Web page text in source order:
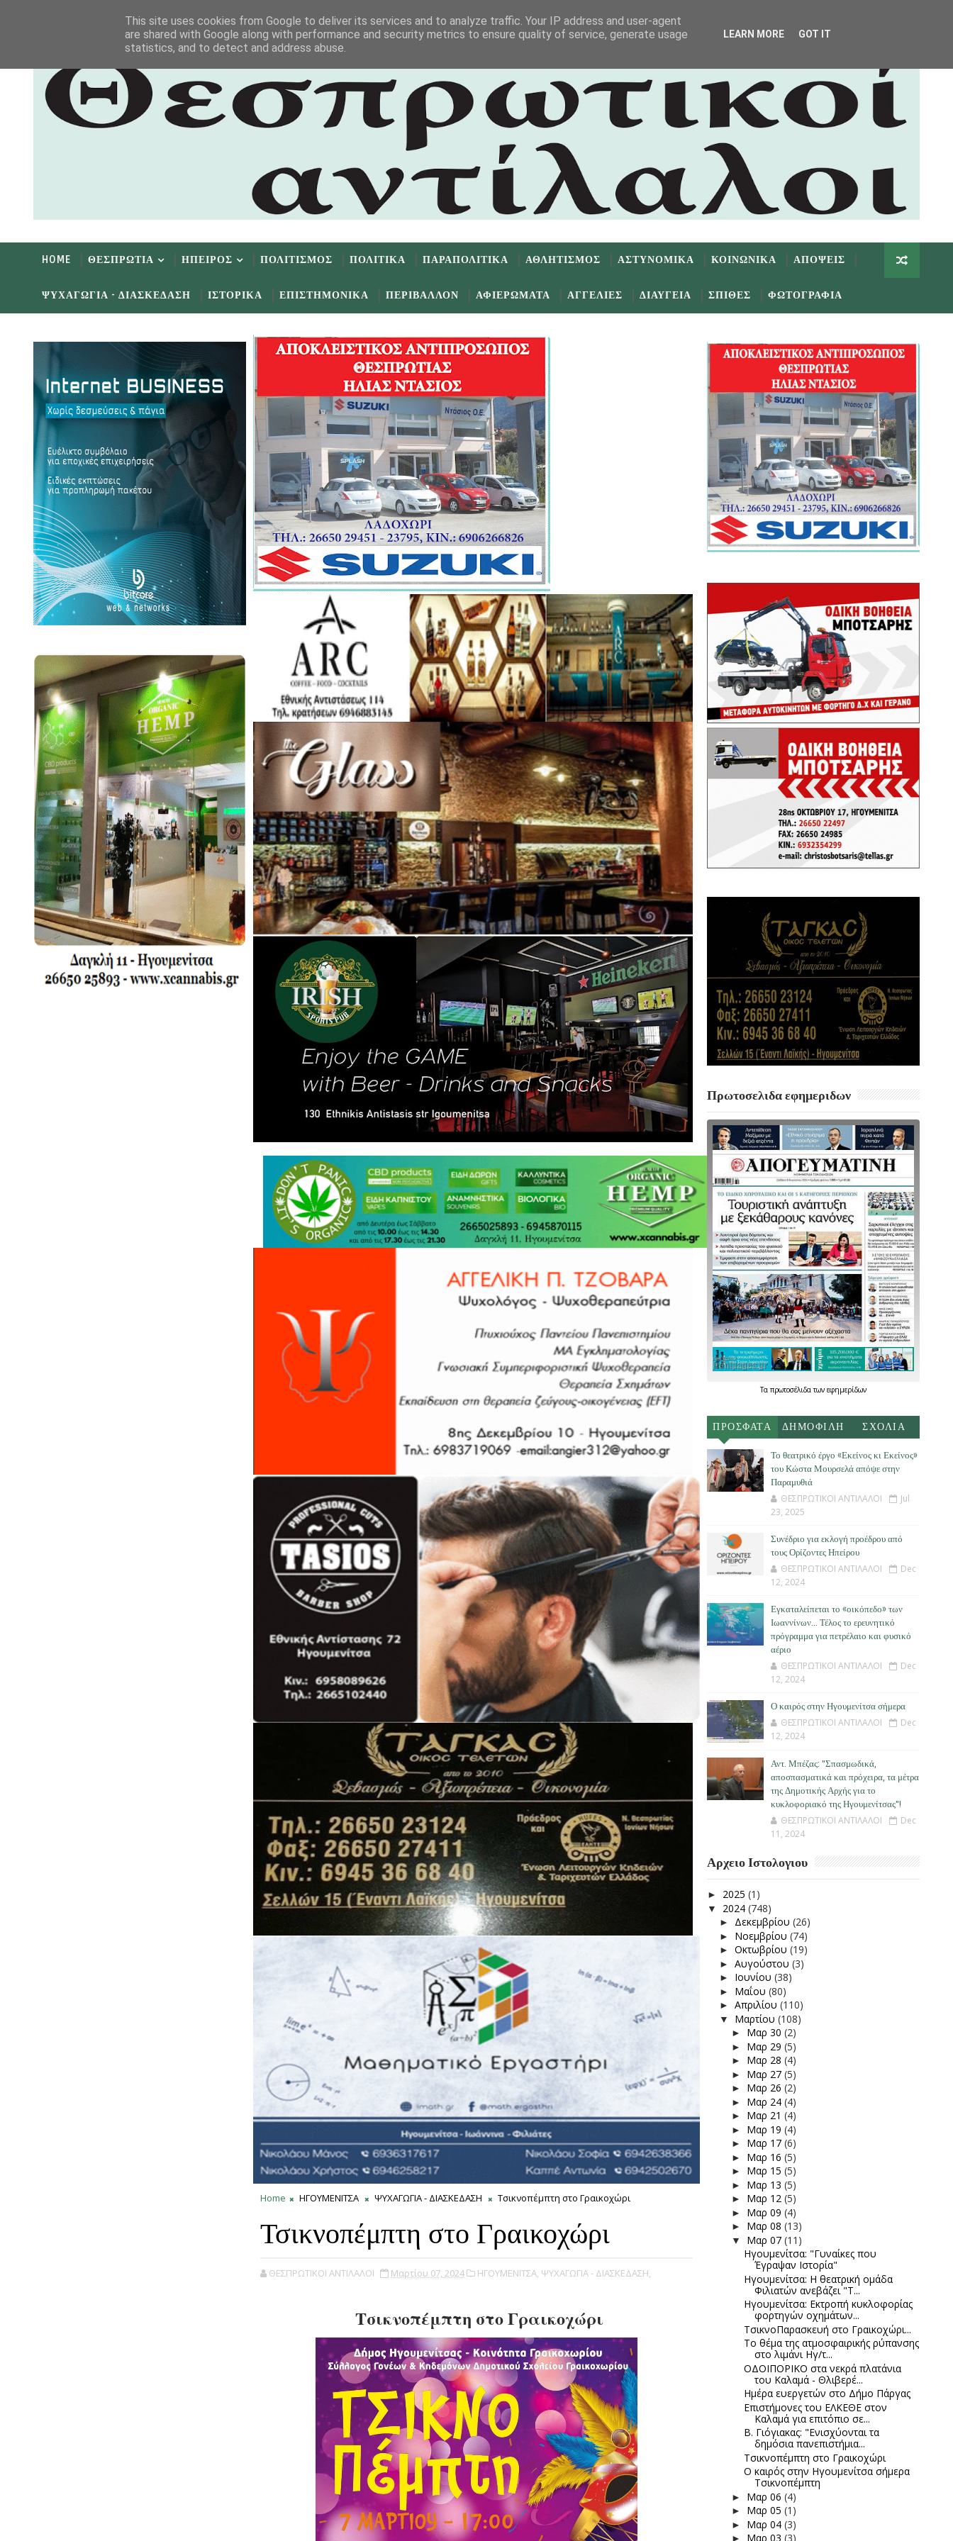
HOME ΘΕΣΠΡΩΤΙΑ ΗΠΕΙΡΟΣ ΠΟΛΙΤΙΣΜΟΣ ΠΟΛΙΤΙΚΑ ΠΑΡΑΠΟΛΙΤΙΚΑ ΑΘΛΗΤΙΣΜΟΣ ΑΣΤΥΝΟΜΙΚΑ ΚΟΙΝΩΝΙΚΑ ΑΠΟΨΕΙΣ
ΨΥΧΑΓΩΓΙΑ - ΔΙΑΣΚΕΔΑΣΗ ΙΣΤΟΡΙΚΑ ΕΠΙΣΤΗΜΟΝΙΚΑ ΠΕΡΙΒΑΛΛΟΝ ΑΦΙΕΡΩΜΑΤΑ ΑΓΓΕΛΙΕΣ ΔΙΑΥΓΕΙΑ ΣΠΙΘΕΣ ΦΩΤΟΓΡΑΦΙΑ
Home ΗΓΟΥΜΕΝΙΤΣΑ ΨΥΧΑΓΩΓΙΑ - ΔΙΑΣΚΕΔΑΣΗ Τσικνοπέμπτη στο Γραικοχώρι
Τσικνοπέμπτη στο Γραικοχώρι
ΘΕΣΠΡΩΤΙΚΟΙ ΑΝΤΙΛΑΛΟΙ Μαρτίου 07, 2024 ΗΓΟΥΜΕΝΙΤΣΑ, ΨΥΧΑΓΩΓΙΑ - ΔΙΑΣΚΕΔΑΣΗ,
Τσικνοπέμπτη στο Γραικοχώρι
Πρωτοσελιδα εφημεριδων
Τα πρωτοσέλιδατων εφημερίδων
ΠΡΟΣΦΑΤΑ ΔΗΜΟΦΙΛΗ ΣΧΟΛΙΑ
Το θεατρικό έργο «Εκείνος κι Εκείνος»
του Κώστα Μουρσελά απόψε στην
Παραμυθιά
ΘΕΣΠΡΩΤΙΚΟΙ ΑΝΤΙΛΑΛΟΙ
Jul
23, 2025
Συνέδριο για εκλογή προέδρου από
τους Ορίζοντες Ηπείρου
ΘΕΣΠΡΩΤΙΚΟΙ ΑΝΤΙΛΑΛΟΙ
Dec
12, 2024
Εγκαταλείπεται το «οικόπεδο» των
Ιωαννίνων… Τέλος το ερευνητικό
πρόγραμμα για πετρέλαιο και φυσικό
αέριο
ΘΕΣΠΡΩΤΙΚΟΙ ΑΝΤΙΛΑΛΟΙ
Dec
12, 2024
Ο καιρός στην Ηγουμενίτσα σήμερα
ΘΕΣΠΡΩΤΙΚΟΙ ΑΝΤΙΛΑΛΟΙ
Dec
12, 2024
Αντ. Μπέζας: "Σπασμωδικά,
αποσπασματικά και πρόχειρα, τα μέτρα
της Δημοτικής Αρχής για το
κυκλοφοριακό της Ηγουμενίτσας"!
ΘΕΣΠΡΩΤΙΚΟΙ ΑΝΤΙΛΑΛΟΙ
Dec
11, 2024
Αρχειο Ιστολογιου
► 2025 (1)
▼ 2024 (748)
► Δεκεμβρίου (26)
► Νοεμβρίου (74)
► Οκτωβρίου (19)
► Αυγούστου (3)
► Ιουνίου (38)
► Μαΐου (80)
► Απριλίου (110)
▼ Μαρτίου (108)
► Μαρ 30 (2)
► Μαρ 29 (5)
► Μαρ 28 (4)
► Μαρ 27 (5)
► Μαρ 26 (2)
► Μαρ 24 (4)
► Μαρ 21 (4)
► Μαρ 19 (4)
► Μαρ 17 (6)
► Μαρ 16 (5)
► Μαρ 15 (5)
► Μαρ 13 (5)
► Μαρ 12 (5)
► Μαρ 09 (4)
► Μαρ 08 (13)
▼ Μαρ 07 (11)
Ηγουμενίτσα: "Γυναίκες που
Έγραψαν Ιστορία"
Ηγουμενίτσα: H θεατρική ομάδα
Φιλιατών ανεβάζει "Τ...
Ηγουμενίτσα: Εκτροπή κυκλοφορίας
φορτηγών οχημάτων...
ΤσικνοΠαρασκευή στο Γραικοχώρι...
Το θέμα της ατμοσφαιρικής ρύπανσης
στο λιμάνι Ηγ/τ...
ΟΔΟΙΠΟΡΙΚΟ στα νεκρά πλατάνια
του Καλαμά - Θλιβερέ...
Ημέρα ευεργετών στο Δήμο Πάργας
Επιστήμονες του ΕΛΚΕΘΕ στον
Καλαμά για επιτόπιο σε...
Β. Γιόγιακας: "Ενισχύονται τα
δημόσια πανεπιστήμια...
Τσικνοπέμπτη στο Γραικοχώρι
Ο καιρός στην Ηγουμενίτσα σήμερα
Τσικνοπέμπτη
► Μαρ 06 (4)
► Μαρ 05 (1)
► Μαρ 04 (3)
► Μαρ 03 (3)
This site uses cookies from Google to deliver its services and to analyze traffic. Your IP address and user-agent
are shared with Google along with performance and security metrics to ensure quality of service, generate usage
statistics, and to detect and address abuse.
LEARN MORE GOT IT